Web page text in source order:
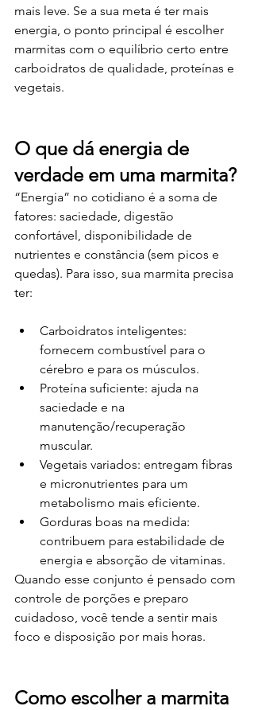
mais leve. Se a sua meta é ter mais
energia, o ponto principal é escolher
marmitas com o equilíbrio certo entre
carboidratos de qualidade, proteínas e
vegetais.
O que dá energia de
verdade em uma marmita?
“Energia” no cotidiano é a soma de
fatores: saciedade, digestão
confortável, disponibilidade de
nutrientes e constância (sem picos e
quedas). Para isso, sua marmita precisa
ter:
Carboidratos inteligentes:
fornecem combustível para o
cérebro e para os músculos.
Proteína suficiente: ajuda na
saciedade e na
manutenção/recuperação
muscular.
Vegetais variados: entregam fibras
e micronutrientes para um
metabolismo mais eficiente.
Gorduras boas na medida:
contribuem para estabilidade de
energia e absorção de vitaminas.
Quando esse conjunto é pensado com
controle de porções e preparo
cuidadoso, você tende a sentir mais
foco e disposição por mais horas.
Como escolher a marmita